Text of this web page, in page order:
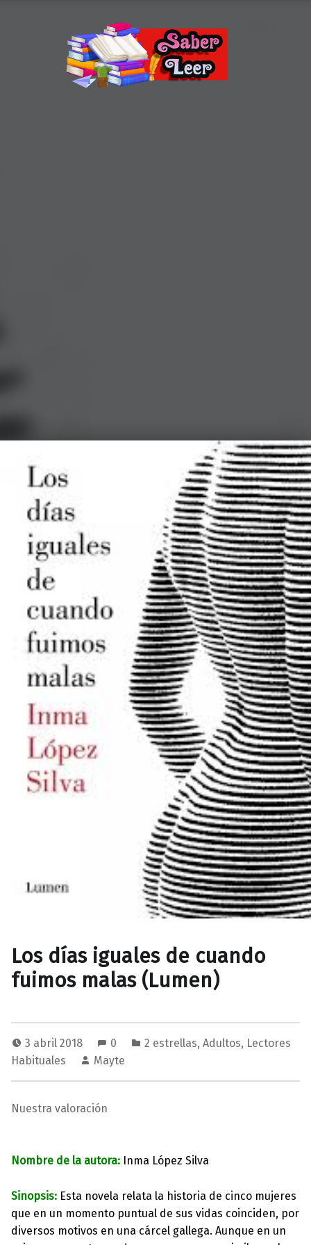
Los días iguales de cuando
fuimos malas (Lumen)
3 abril 2018 0 2 estrellas, Adultos, Lectores
Habituales
Mayte
Nuestra valoración
Nombre de la autora: Inma López Silva
Sinopsis: Esta novela relata la historia de cinco mujeres
que en un momento puntual de sus vidas coinciden, por
diversos motivos en una cárcel gallega. Aunque en un